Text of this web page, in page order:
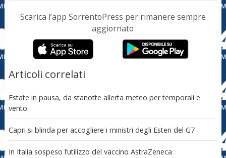
Scarica l’app SorrentoPress per rimanere sempre
aggiornato
Articoli correlati
Estate in pausa, da stanotte allerta meteo per temporali e
vento
Capri si blinda per accogliere i ministri degli Esteri del G7
In Italia sospeso l’utilizzo del vaccino AstraZeneca